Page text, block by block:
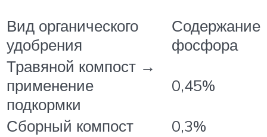
Вид органического
удобрения
Содержание
фосфора
Травяной компост →
применение
подкормки
0,45%
Сборный компост
0,3%